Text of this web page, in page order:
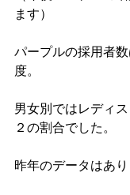
ます）
パープルの採用者
度。
男女別ではレディ
２の割合でした。
昨年のデータはあり